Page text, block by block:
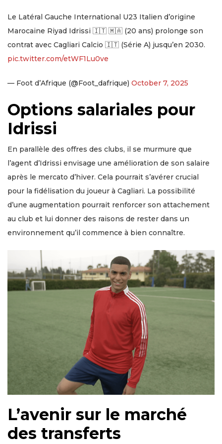
Le Latéral Gauche International U23 Italien d’origine
Marocaine Riyad Idrissi 🇮🇹 🇲🇦 (20 ans) prolonge son
contrat avec Cagliari Calcio 🇮🇹 (Série A) jusqu’en 2030.
pic.twitter.com/etWF1Lu0ve
— Foot d’Afrique (@Foot_dafrique) October 7, 2025
Options salariales pour
Idrissi
En parallèle des offres des clubs, il se murmure que
l’agent d’Idrissi envisage une amélioration de son salaire
après le mercato d’hiver. Cela pourrait s’avérer crucial
pour la fidélisation du joueur à Cagliari. La possibilité
d’une augmentation pourrait renforcer son attachement
au club et lui donner des raisons de rester dans un
environnement qu’il commence à bien connaître.
L’avenir sur le marché
des transferts